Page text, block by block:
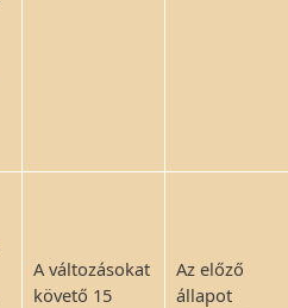
A változásokat
követő 15
Az előző
állapot